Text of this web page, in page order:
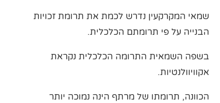
שמאי המקרקעין נדרש לכמת את תרומת זכויות
הבנייה על פי תרומתם הכלכלית.
בשפה השמאית התרומה הכלכלית נקראת
אקוויוולנטיות.
הכוונה, תרומתו של מרתף הינה נמוכה יותר